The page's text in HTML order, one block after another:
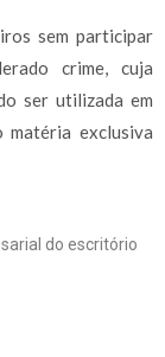
sem participar
crime, cuja
ser utilizada em
matéria exclusiva
do escritório